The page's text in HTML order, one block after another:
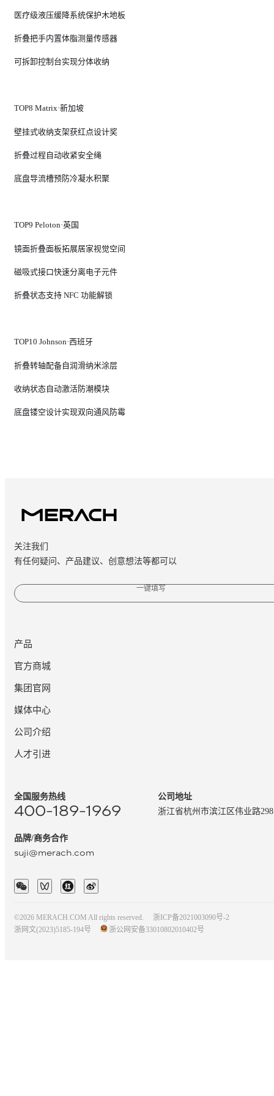
医疗级液压缓降系统保护木地板
折叠把手内置体脂测量传感器
可拆卸控制台实现分体收纳
TOP8 Matrix·新加坡
壁挂式收纳支架获红点设计奖
折叠过程自动收紧安全绳
底盘导流槽预防冷凝水积聚
TOP9 Peloton·英国
镜面折叠面板拓展居家视觉空间
磁吸式接口快速分离电子元件
折叠状态支持 NFC 功能解锁
TOP10 Johnson·西班牙
折叠转轴配备自润滑纳米涂层
收纳状态自动激活防潮模块
底盘镂空设计实现双向通风防霉
关注我们
有任何疑问、产品建议、创意想法等都可以
一键填写
产品
官方商城
集团官网
媒体中心
公司介绍
人才引进
全国服务热线
400-189-1969
品牌/商务合作
suji@merach.com
公司地址
浙江省杭州市滨江区伟业路
©2026 MERACH.COM All rights reserved.
浙ICP备2021003090号-2
浙网文(2023)5185-194号
浙公网安备33010802010402号